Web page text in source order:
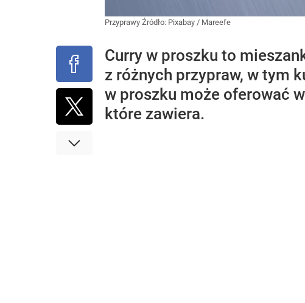
Przyprawy Źródło: Pixabay / Mareefe
Curry w proszku to
z różnych przypraw, w tym
w proszku może oferować
które zawiera.